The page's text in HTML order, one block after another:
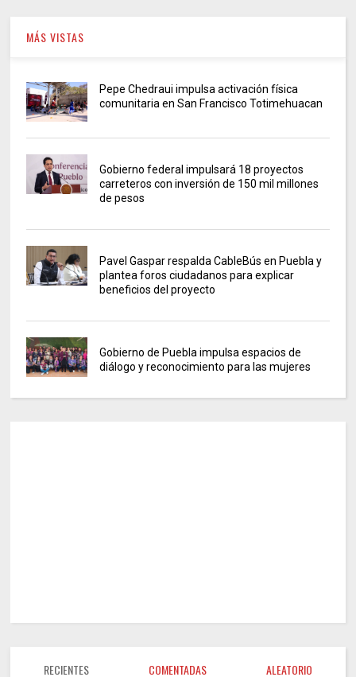
MÁS VISTAS
Pepe Chedraui impulsa activación física
comunitaria en San Francisco Totimehuacan
Gobierno federal impulsará 18 proyectos
carreteros con inversión de 150 mil millones
de pesos
Pavel Gaspar respalda CableBús en Puebla y
plantea foros ciudadanos para explicar
beneficios del proyecto
Gobierno de Puebla impulsa espacios de
diálogo y reconocimiento para las mujeres
RECIENTES COMENTADAS ALEATORIO